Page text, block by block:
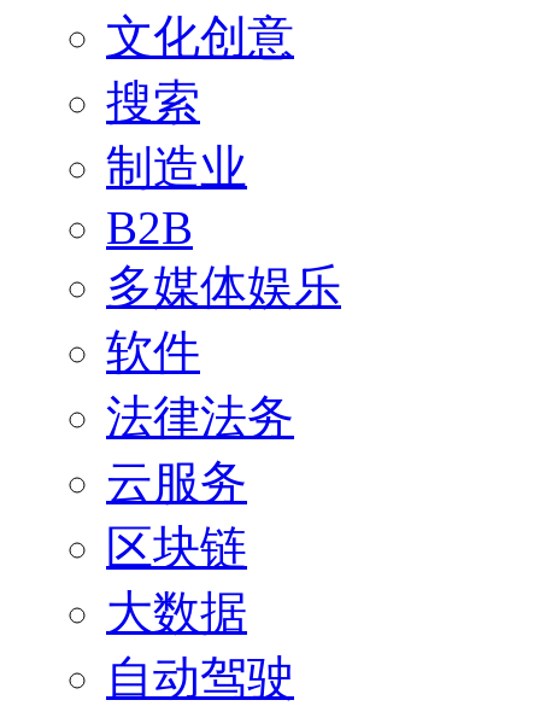
文化创意
搜索
制造业
B2B
多媒体娱乐
软件
法律法务
云服务
区块链
大数据
自动驾驶